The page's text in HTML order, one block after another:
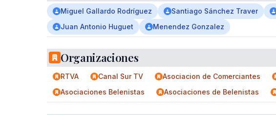
Miguel Gallardo Rodríguez Santiago Sánchez Traver
Juan Antonio Huguet
Menendez Gonzalez
Organizaciones
RTVA Canal Sur TV Asociacion de Comerciantes
Asociaciones Belenistas
Asociaciones de Belenistas